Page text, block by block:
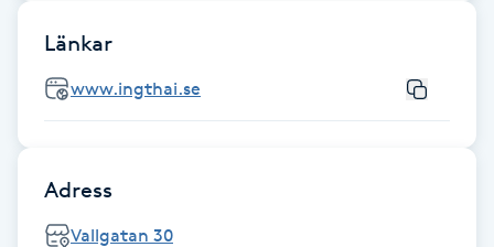
Fotvård
Fransar
Länkar
www.ingthai.se
Adress
Vallgatan 30